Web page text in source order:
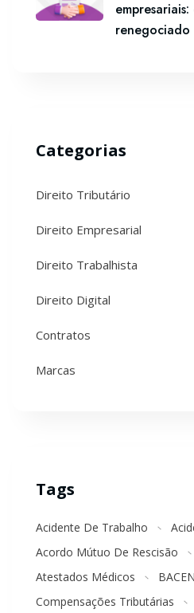
Categorias
Direito Tributário
Direito Empresarial
Direito Trabalhista
Direito Digital
Contratos
Marcas
Tags
Acidente De Trabalho
Acordo Mútuo De Rescisão
Atestados Médicos
BACEN
Compensações Tributárias